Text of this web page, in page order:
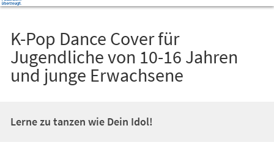
K-Pop Dance Cover für
Jugendliche von 10-16 Jahren
und junge Erwachsene
Lerne zu tanzen wie Dein Idol!